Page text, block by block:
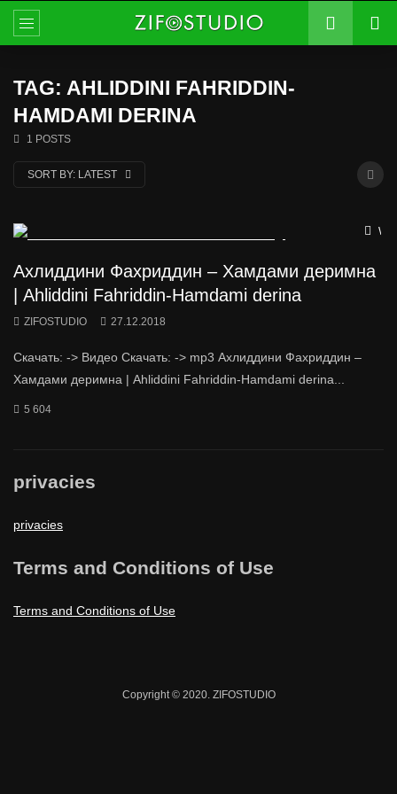
TAG: AHLIDDINI FAHRIDDIN-
HAMDAMI DERINA
1 POSTS
SORT BY: LATEST
Ахлиддини Фахриддин – Хамдами деримна
| Ahliddini Fahriddin-Hamdami derina
ZIFOSTUDIO 27.12.2018
Скачать: -> Видео Скачать: -> mp3 Ахлиддини Фахриддин –
Хамдами деримна | Ahliddini Fahriddin-Hamdami derina...
5 604
privacies
privacies
Terms and Conditions of Use
Terms and Conditions of Use
Copyright © 2020. ZIFOSTUDIO